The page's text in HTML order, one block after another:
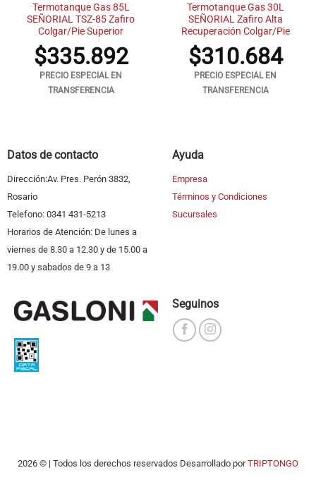
Termotanque Gas 85L
SEÑORIAL TSZ-85 Zafiro
Colgar/Pie Superior
$335.892
PRECIO ESPECIAL EN
TRANSFERENCIA
Termotanque Gas 30L
SEÑORIAL Zafiro Alta
Recuperación Colgar/Pie
$310.684
PRECIO ESPECIAL EN
TRANSFERENCIA
Datos de contacto
Dirección:Av. Pres. Perón 3832,
Rosario
Telefono: 0341 431-5213
Horarios de Atención: De lunes a
viernes de 8.30 a 12.30 y de 15.00 a
19.00 y sabados de 9 a 13
Ayuda
Empresa
Términos y Condiciones
Sucursales
Seguinos
2026 © | Todos los derechos reservados Desarrollado porTRIPTONGO